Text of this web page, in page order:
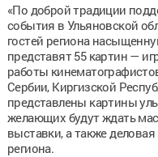
«По доброй традиции
события в Ульяновской
гостей региона
представят 55 картин —
работы
Сербии, Киргизской
представлены картины
желающих будут ждать
выставки, а также
региона.